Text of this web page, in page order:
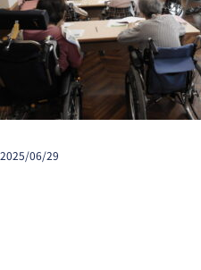
2025/06/29